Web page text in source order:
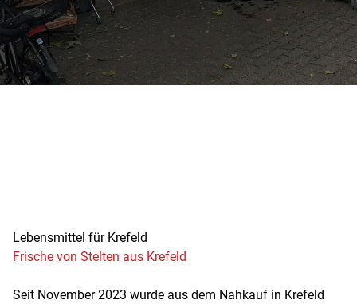
Lebensmittel für Krefeld
Frische von Stelten aus Krefeld
Seit November 2023 wurde aus dem Nahkauf in Krefeld